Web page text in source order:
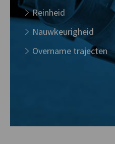
Reinheid
Nauwkeurigheid
Overname trajecten